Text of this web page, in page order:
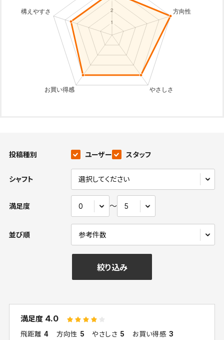
投稿種別 ユーザー スタッフ
シャフト
満足度 〜
並び順
絞り込み
満足度 4.0
飛距離 4 方向性 5 やさしさ 5 お買い得感 3